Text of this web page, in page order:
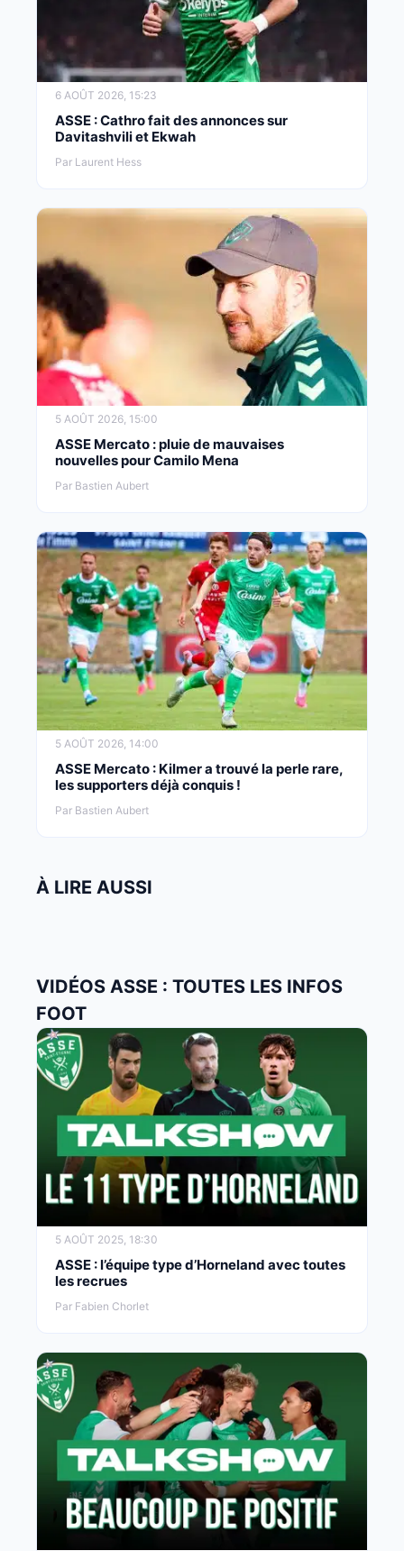
6 AOÛT 2026, 15:23
ASSE : Cathro fait des annonces sur
Davitashvili et Ekwah
Par Laurent Hess
5 AOÛT 2026, 15:00
ASSE Mercato : pluie de mauvaises
nouvelles pour Camilo Mena
Par Bastien Aubert
5 AOÛT 2026, 14:00
ASSE Mercato : Kilmer a trouvé la perle rare,
les supporters déjà conquis !
Par Bastien Aubert
À LIRE AUSSI
VIDÉOS ASSE : TOUTES LES INFOS
FOOT
5 AOÛT 2025, 18:30
ASSE : l’équipe type d’Horneland avec toutes
les recrues
Par Fabien Chorlet